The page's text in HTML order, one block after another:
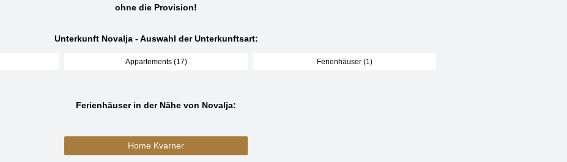
ohne die Provision!
Unterkunft Novalja - Auswahl der Unterkunftsart:
Appartements (17) Ferienhäuser (1)
Ferienhäuser in der Nähe von Novalja:
Home Kvarner